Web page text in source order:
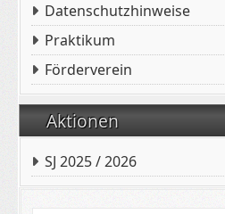
Datenschutzhinweise
Praktikum
Förderverein
Aktionen
SJ 2025 / 2026